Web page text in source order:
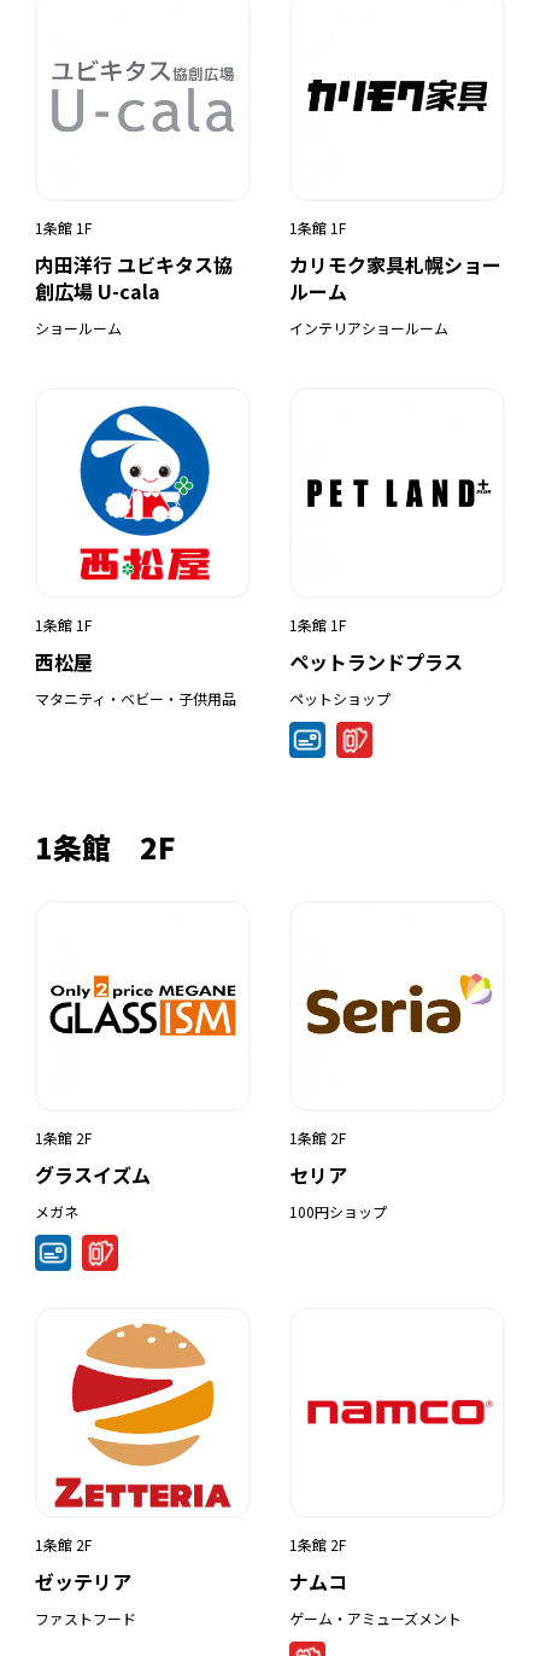
1条館 1F
内田洋行 ユビキタス協
創広場 U-cala
ショールーム
1条館 1F
カリモク家具札幌ショー
ルーム
インテリアショールーム
1条館 1F
西松屋
マタニティ・ベビー・子供用品
1条館 1F
ペットランドプラス
ペットショップ
1条館 2F
1条館 2F
グラスイズム
メガネ
1条館 2F
セリア
100円ショップ
1条館 2F
ゼッテリア
ファストフード
1条館 2F
ナムコ
ゲーム・アミューズメント